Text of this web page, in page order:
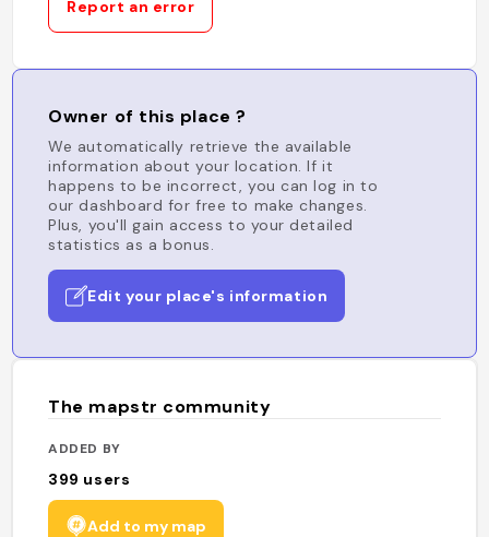
Report an error
Owner of this place ?
We automatically retrieve the available
information about your location. If it
happens to be incorrect, you can log in to
our dashboard for free to make changes.
Plus, you'll gain access to your detailed
statistics as a bonus.
Edit your place's information
The mapstr community
ADDED BY
399 users
Add to my map